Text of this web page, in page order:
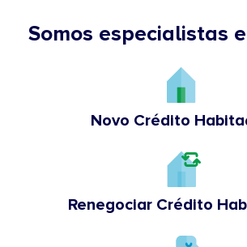
Somos especialistas
Novo Crédito
Renegociar Crédito